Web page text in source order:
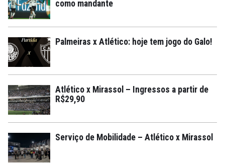
como mandante
Palmeiras x Atlético: hoje tem jogo do Galo!
Atlético x Mirassol – Ingressos a partir de
R$29,90
Serviço de Mobilidade – Atlético x Mirassol